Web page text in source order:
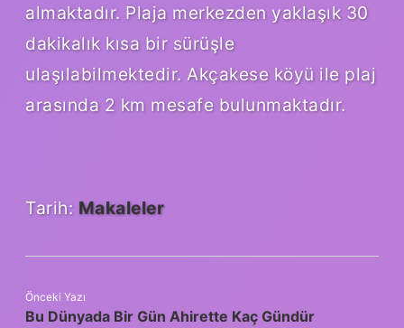
almaktadır. Plaja merkezden yaklaşık 30
dakikalık kısa bir sürüşle
ulaşılabilmektedir. Akçakese köyü ile plaj
arasında 2 km mesafe bulunmaktadır.
Tarih: Makaleler
Önceki Yazı
Bu Dünyada Bir Gün Ahirette Kaç Gündür